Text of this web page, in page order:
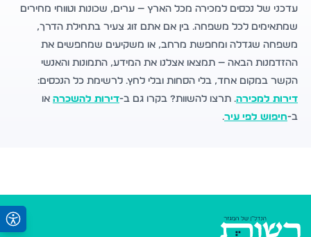
עדכני של נכסים למכירה מכל הארץ — ערים, שכונות וטווחי מחירים
שמתאימים לכל משפחה. בין אם אתם זוג צעיר בתחילת הדרך,
משפחה שגדלה ומחפשת מרחב, או משקיעים שמחפשים את
ההזדמנות הבאה — תמצאו אצלנו את המידע, התמונות והאנשי
הקשר במקום אחד, בלי הסחות ובלי לחץ. לרשימת כל הנכסים:
דירות למכירה. תרצו להשוות? בקרו גם ב-דירות להשכרה או
ב-חיפוש לפי עיר.